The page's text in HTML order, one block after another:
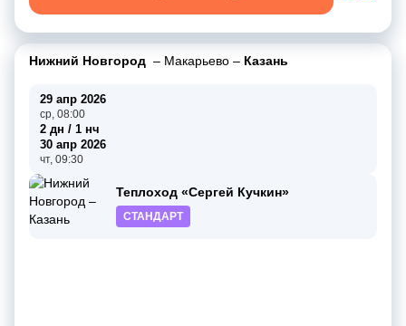
Нижний Новгород – Макарьево – Казань
29 апр 2026
ср, 08:00
2 дн / 1 нч
30 апр 2026
чт, 09:30
Теплоход «Сергей Кучкин»
СТАНДАРТ